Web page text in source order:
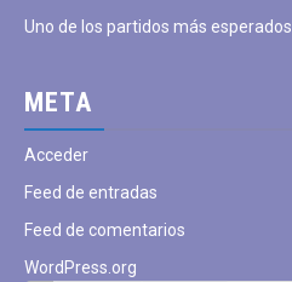
Uno de los partidos más esperados
META
Acceder
Feed de entradas
Feed de comentarios
WordPress.org